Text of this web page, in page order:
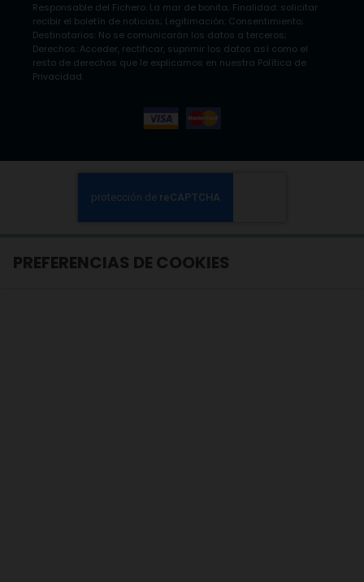
Responsable del Fichero: La mar de bonita; Finalidad: solicitar
recibir el boletín de noticias; Legitimación: Consentimiento;
Destinatarios: No se comunicarán los datos a terceros;
Derechos: Acceder, rectificar, suprimir los datos así como el
resto de derechos que le explicamos en nuestra Política de
Privacidad.
PREFERENCIAS DE COOKIES